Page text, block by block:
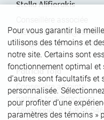
Stella Alifierakis
Téléphone :514-874-
Patricia Toja
Conseillère adjointe
patricia.toja@rbc.com
Téléphone :
514-874-5460
Pour vous garantir la
utilisons des témoins et
notre site. Certains sont
fonctionnement optimal et
d’autres sont facultatifs et
personnalisée.
pour profiter d’une
paramètres des témoins »